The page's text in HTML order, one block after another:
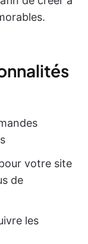
votre site
de
les